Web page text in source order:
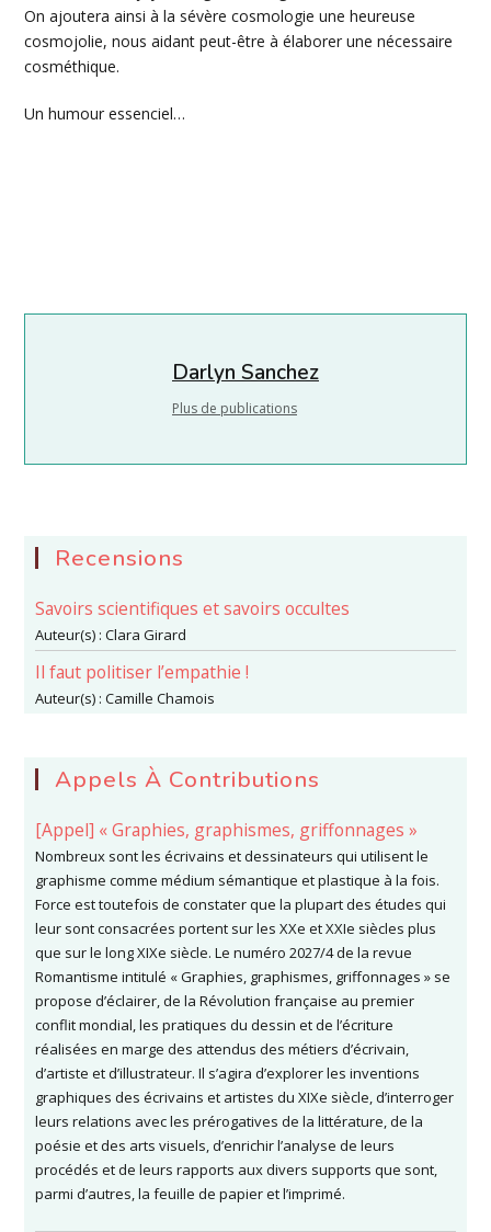
On ajoutera ainsi à la sévère cosmologie une heureuse
cosmojolie, nous aidant peut-être à élaborer une nécessaire
cosméthique.
Un humour essenciel…
Darlyn Sanchez
Plus de publications
Recensions
Savoirs scientifiques et savoirs occultes
Auteur(s) :Clara Girard
Il faut politiser l’empathie !
Auteur(s) :Camille Chamois
Appels À Contributions
[Appel] « Graphies, graphismes, griffonnages »
Nombreux sont les écrivains et dessinateurs qui utilisent le
graphisme comme médium sémantique et plastique à la fois.
Force est toutefois de constater que la plupart des études qui
leur sont consacrées portent sur les XXe et XXIe siècles plus
que sur le long XIXe siècle. Le numéro 2027/4 de la revue
Romantisme intitulé « Graphies, graphismes, griffonnages » se
propose d’éclairer, de la Révolution française au premier
conflit mondial, les pratiques du dessin et de l’écriture
réalisées en marge des attendus des métiers d’écrivain,
d’artiste et d’illustrateur. Il s’agira d’explorer les inventions
graphiques des écrivains et artistes du XIXe siècle, d’interroger
leurs relations avec les prérogatives de la littérature, de la
poésie et des arts visuels, d’enrichir l’analyse de leurs
procédés et de leurs rapports aux divers supports que sont,
parmi d’autres, la feuille de papier et l’imprimé.